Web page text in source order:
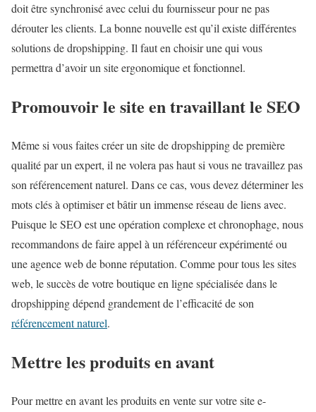
doit être synchronisé avec celui du fournisseur pour ne pas
dérouter les clients. La bonne nouvelle est qu’il existe différentes
solutions de dropshipping. Il faut en choisir une qui vous
permettra d’avoir un site ergonomique et fonctionnel.
Promouvoir le site en travaillant le SEO
Même si vous faites créer un site de dropshipping de première
qualité par un expert, il ne volera pas haut si vous ne travaillez pas
son référencement naturel. Dans ce cas, vous devez déterminer les
mots clés à optimiser et bâtir un immense réseau de liens avec.
Puisque le SEO est une opération complexe et chronophage, nous
recommandons de faire appel à un référenceur expérimenté ou
une agence web de bonne réputation. Comme pour tous les sites
web, le succès de votre boutique en ligne spécialisée dans le
dropshipping dépend grandement de l’efficacité de son
référencement naturel.
Mettre les produits en avant
Pour mettre en avant les produits en vente sur votre site e-